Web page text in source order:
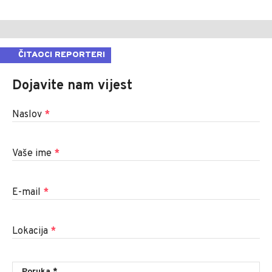
ČITAOCI REPORTERI
Dojavite nam vijest
Naslov *
Vaše ime *
E-mail *
Lokacija *